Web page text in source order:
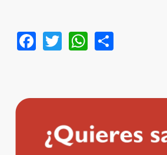
Facebook
TwitterWhatsApp